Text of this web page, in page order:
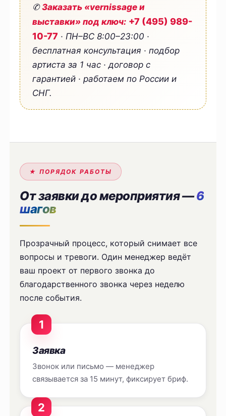
✆Заказать «vernissage и
выставки» под ключ: +7 (495) 989-
10-77 · ПН–ВС 8:00–23:00 ·
бесплатная консультация · подбор
артиста за 1 час · договор с
гарантией · работаем по России и
СНГ.
★ ПОРЯДОК РАБОТЫ
От заявки до мероприятия —6
шагов
Прозрачный процесс, который снимает все
вопросы и тревоги. Один менеджер ведёт
ваш проект от первого звонка до
благодарственного звонка через неделю
после события.
1
Заявка
Звонок или письмо — менеджер
связывается за 15 минут, фиксирует бриф.
2